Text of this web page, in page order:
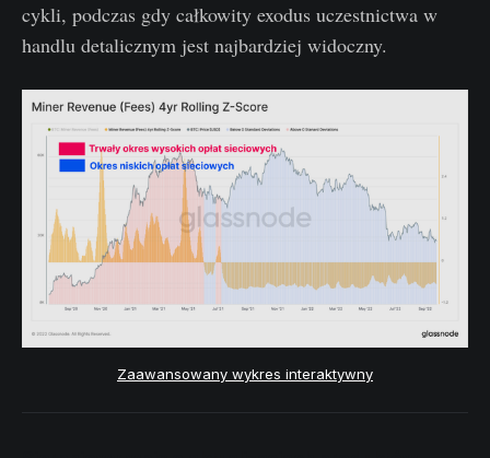
cykli, podczas gdy całkowity exodus uczestnictwa w
handlu detalicznym jest najbardziej widoczny.
Zaawansowany wykres interaktywny